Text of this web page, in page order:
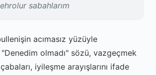
sabahlarım
acımasız yüzüyle
"Denedim olmadı" sözü, vazgeçmek
iyileşme arayışlarını ifade